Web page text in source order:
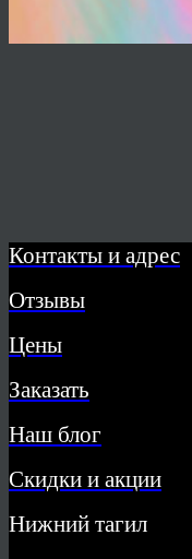
Контакты и адрес
Отзывы
Цены
Заказать
Наш блог
Скидки и акции
Нижний тагил